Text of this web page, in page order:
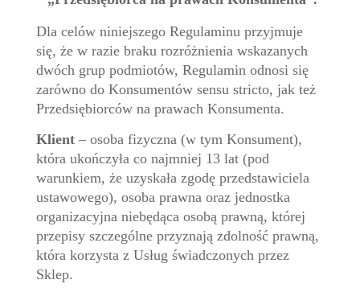
Dla celów niniejszego Regulaminu przyjmuje
się, że w razie braku rozróżnienia wskazanych
dwóch grup podmiotów, Regulamin odnosi się
zarówno do Konsumentów sensu stricto, jak też
Przedsiębiorców na prawach Konsumenta.
Klient– osoba fizyczna (w tym Konsument),
która ukończyła co najmniej 13 lat (pod
warunkiem, że uzyskała zgodę przedstawiciela
ustawowego), osoba prawna oraz jednostka
organizacyjna niebędąca osobą prawną, której
przepisy szczególne przyznają zdolność prawną,
która korzysta z Usług świadczonych przez
Sklep.